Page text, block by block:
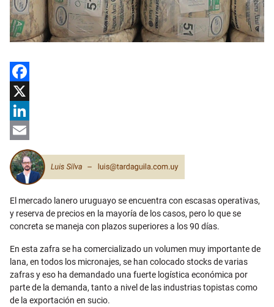
Facebook
X
LinkedIn
Email
El mercado lanero uruguayo se encuentra con escasas operativas,
y reserva de precios en la mayoría de los casos, pero lo que se
concreta se maneja con plazos superiores a los 90 días.
En esta zafra se ha comercializado un volumen muy importante de
lana, en todos los micronajes, se han colocado stocks de varias
zafras y eso ha demandado una fuerte logística económica por
parte de la demanda, tanto a nivel de las industrias topistas como
de la exportación en sucio.